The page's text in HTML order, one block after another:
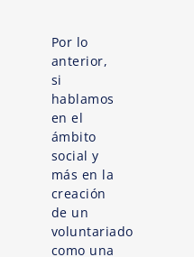
Por lo
anterior,
si
hablamos
en el
ámbito
social y
más en la
creación
de un
voluntariado
como una